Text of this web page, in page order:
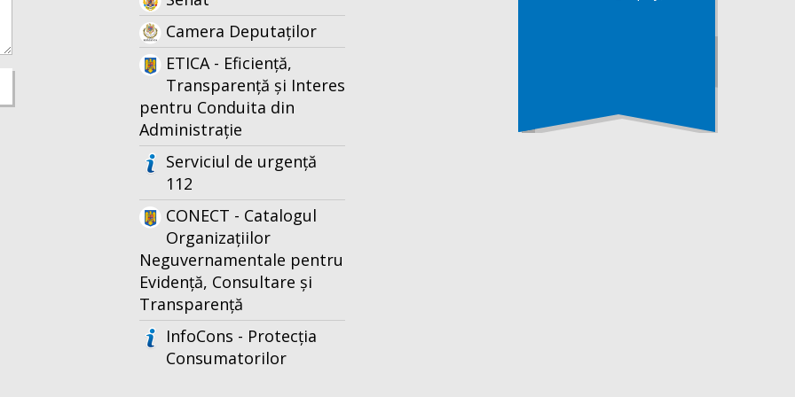
Camera Deputaților
ETICA - Eficiență,
Transparență și Interes
pentru Conduita din
Administrație
Serviciul de urgență
112
CONECT - Catalogul
Organizațiilor
Neguvernamentale pentru
Evidență, Consultare și
Transparență
InfoCons - Protecția
Consumatorilor